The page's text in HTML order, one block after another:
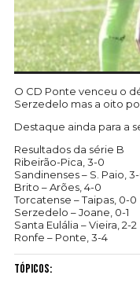
O CD Ponte venceu o
Serzedelo mas a oito
Destaque ainda para a
Resultados da série B
Ribeirão-Pica, 3-0
Sandinenses – S. Paio,
Brito – Arões, 4-0
Torcatense – Taipas, 0-0
Serzedelo – Joane, 0-1
Santa Eulália – Vieira, 2-2
Ronfe – Ponte, 3-4
Tópicos: